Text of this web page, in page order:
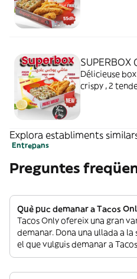
SUPERBOX
Délicieuse
crispy , 2
Explora establiments
Entrepans
Preguntes
Què puc demanar a Tacos
Tacos Only ofereix una gran
demanar. Dona una ullada a
el que vulguis demanar a